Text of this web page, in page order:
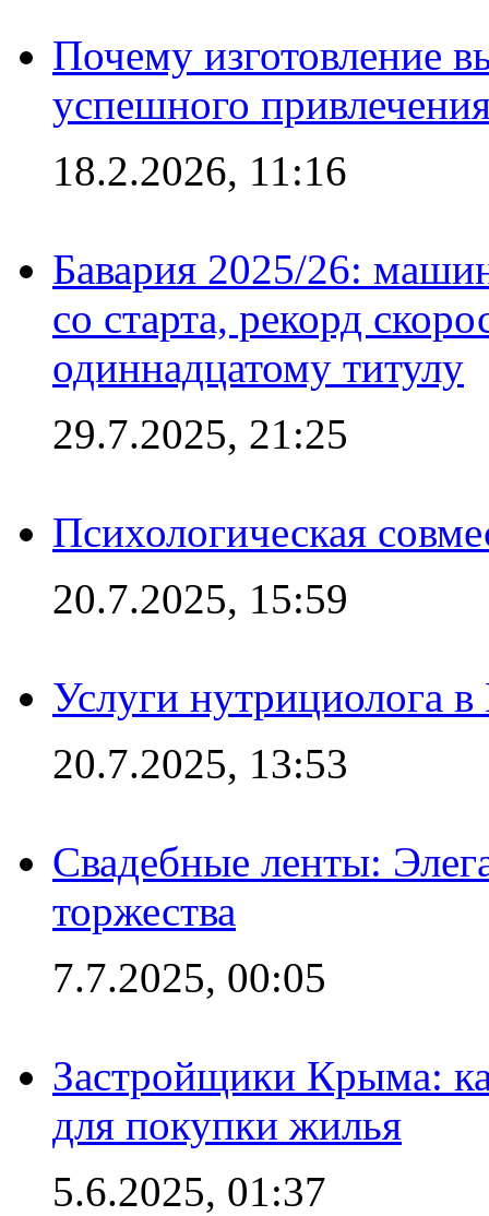
Почему изготовление
успешного
18.2.2026, 11:16
Бавария 2025/26:
со старта, рекорд
одиннадцатому титулу
29.7.2025, 21:25
Психологическая
20.7.2025, 15:59
Услуги нутрициолога
20.7.2025, 13:53
Свадебные ленты:
торжества
7.7.2025, 00:05
Застройщики Крыма:
для покупки жилья
5.6.2025, 01:37